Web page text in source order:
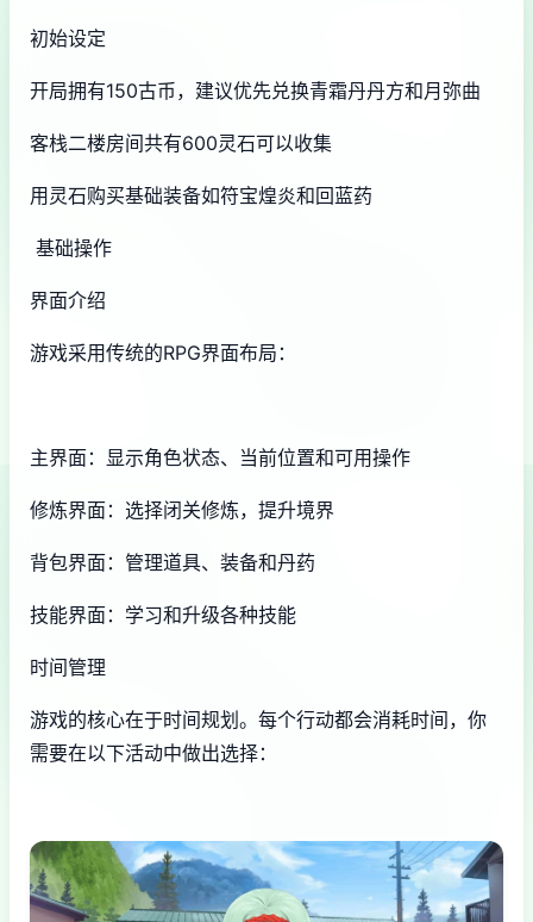
初始设定
开局拥有150古币，建议优先兑换青霜丹丹方和月弥曲
客栈二楼房间共有600灵石可以收集
用灵石购买基础装备如符宝煌炎和回蓝药
基础操作
界面介绍
游戏采用传统的RPG界面布局：
主界面：显示角色状态、当前位置和可用操作
修炼界面：选择闭关修炼，提升境界
背包界面：管理道具、装备和丹药
技能界面：学习和升级各种技能
时间管理
游戏的核心在于时间规划。每个行动都会消耗时间，你
需要在以下活动中做出选择：